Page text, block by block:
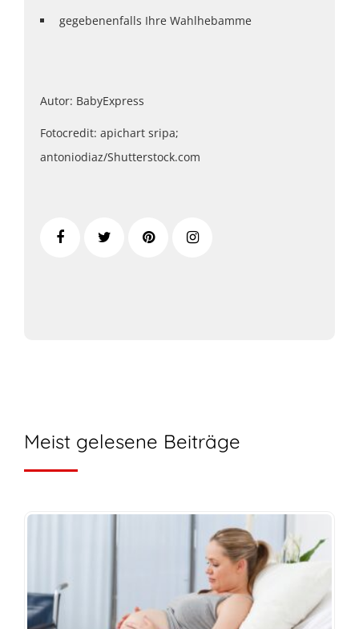
gegebenenfalls Ihre Wahlhebamme
Autor: BabyExpress
Fotocredit: apichart sripa;
antoniodiaz/Shutterstock.com
Meist gelesene Beiträge